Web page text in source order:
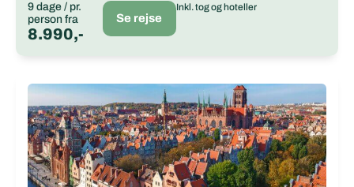
9 dage / pr.
person fra
8.990,-
Se rejse
Inkl. tog og hoteller